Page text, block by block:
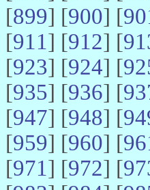
[899] [900] [
[911] [912] [
[923] [924] [
[935] [936] [
[947] [948] [
[959] [960] [
[971] [972] [